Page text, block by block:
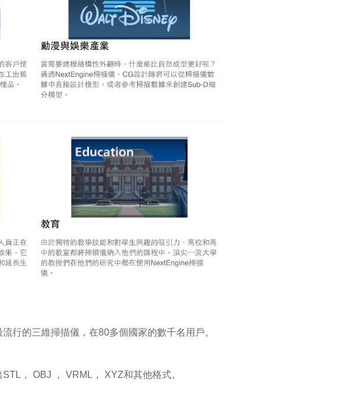
行的三維掃描儀，在80多個國家的數千名用戶。
STL， OBJ ， VRML， XYZ和其他格式。